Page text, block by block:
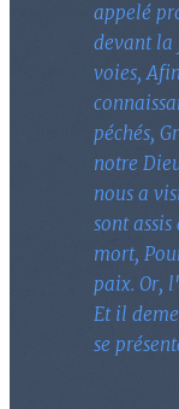
appelé
devant la
voies,
péchés,
notre
nous a
sont
mort,
paix. Or,
Et il
se